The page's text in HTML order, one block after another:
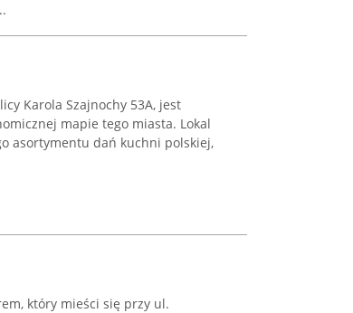
Karola Szajnochy 53A, jest
mapie tego miasta. Lokal
asortymentu dań kuchni polskiej,
który mieści się przy ul.